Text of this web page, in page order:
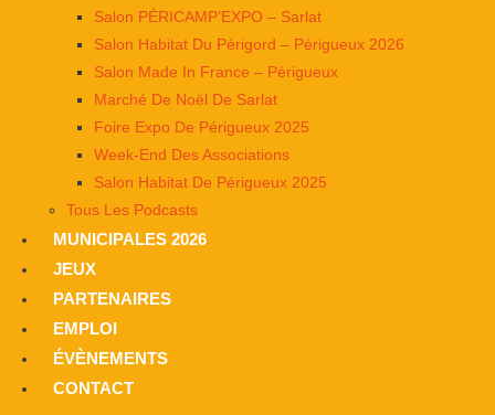
Salon PÉRICAMP’EXPO – Sarlat
Salon Habitat Du Périgord – Périgueux 2026
Salon Made In France – Périgueux
Marché De Noël De Sarlat
Foire Expo De Périgueux 2025
Week-End Des Associations
Salon Habitat De Périgueux 2025
Tous Les Podcasts
MUNICIPALES 2026
JEUX
PARTENAIRES
EMPLOI
ÉVÈNEMENTS
CONTACT